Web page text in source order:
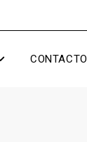
CONTACTO